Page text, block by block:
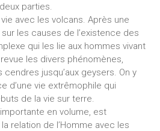
parties.
avec les volcans. Après une
les causes de l’existence des
qui les lie aux hommes vivant
les divers phénomènes,
jusqu’aux geysers. On y
d’une vie extrêmophile qui
de la vie sur terre.
en volume, est
relation de l’Homme avec les